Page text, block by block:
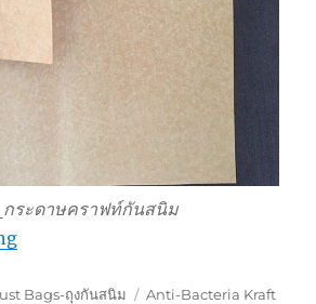
กระดาษคราฟท์กันสนิม
“กระดาษกันสนิมรองก้นกล่อง”
Bags-ถุงกันสนิม Tags
Anti-Bacteria Kraft